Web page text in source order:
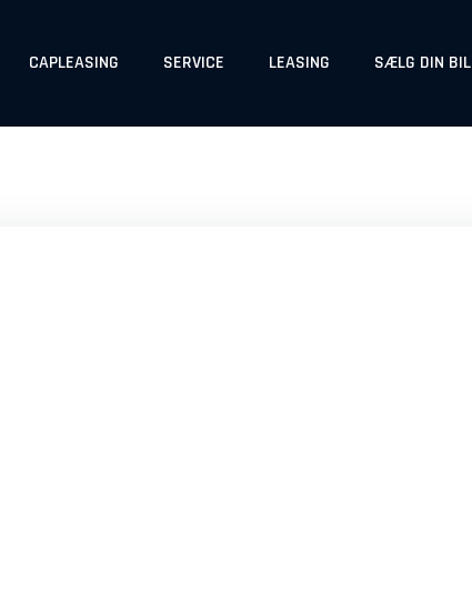
CAPLEASING SERVICE LEASING SÆLG DIN BIL